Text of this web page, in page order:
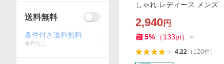
しゃれ レディース メンズ 子
ウトドア 旅行バッグ 大容量
2,940円
5% （133pt）
4.22（ 120件）
送料無料
条件付き送料無料
条件なし